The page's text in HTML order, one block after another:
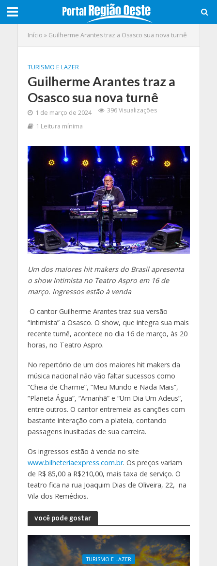
Início » Guilherme Arantes traz a Osasco sua nova turnê
TURISMO E LAZER
Guilherme Arantes traz a
Osasco sua nova turnê
1 de março de 2024
396 Visualizações
1 Leitura mínima
Um dos maiores hit makers do Brasil apresenta
o show Intimista no Teatro Aspro em 16 de
março. Ingressos estão à venda
O cantor Guilherme Arantes traz sua versão
“Intimista” a Osasco. O show, que integra sua mais
recente turnê, acontece no dia 16 de março, às 20
horas, no Teatro Aspro.
No repertório de um dos maiores hit makers da
música nacional não vão faltar sucessos como
“Cheia de Charme”, “Meu Mundo e Nada Mais”,
“Planeta Água”, “Amanhã” e “Um Dia Um Adeus”,
entre outros. O cantor entremeia as canções com
bastante interação com a plateia, contando
passagens inusitadas de sua carreira.
Os ingressos estão à venda no site
www.bilheteriaexpress.com.br. Os preços variam
de R$ 85,00 a R$210,00, mais taxa de serviço. O
teatro fica na rua Joaquim Dias de Oliveira, 22, na
Vila dos Remédios.
você pode gostar
TURISMO E LAZER